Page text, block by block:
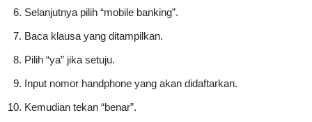
Selanjutnya pilih “mobile banking”.
Baca klausa yang ditampilkan.
Pilih “ya” jika setuju.
Input nomor handphone yang akan didaftarkan.
Kemudian tekan “benar”.